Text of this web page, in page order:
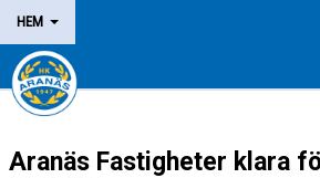
HEM
NYHETER
OM KLUBBEN
Aranäs Fastigheter klara